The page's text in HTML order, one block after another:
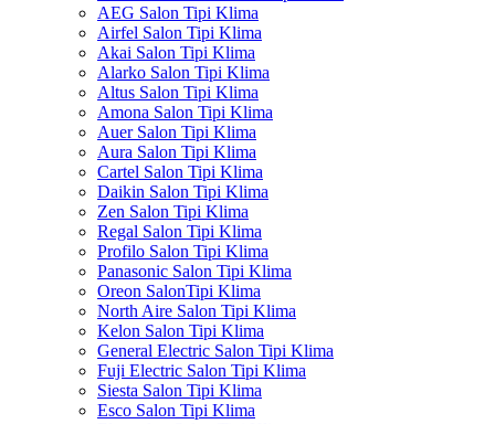
AEG Salon Tipi Klima
Airfel Salon Tipi Klima
Akai Salon Tipi Klima
Alarko Salon Tipi Klima
Altus Salon Tipi Klima
Amona Salon Tipi Klima
Auer Salon Tipi Klima
Aura Salon Tipi Klima
Cartel Salon Tipi Klima
Daikin Salon Tipi Klima
Zen Salon Tipi Klima
Regal Salon Tipi Klima
Profilo Salon Tipi Klima
Panasonic Salon Tipi Klima
Oreon SalonTipi Klima
North Aire Salon Tipi Klima
Kelon Salon Tipi Klima
General Electric Salon Tipi Klima
Fuji Electric Salon Tipi Klima
Siesta Salon Tipi Klima
Esco Salon Tipi Klima